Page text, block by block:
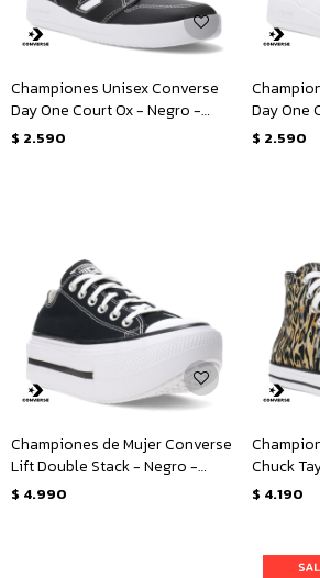
Championes Unisex Converse
Day One Court Ox - Negro -
Blanco
$ 2.590
Day One
$ 2.590
Championes de Mujer Converse
Lift Double Stack - Negro -
Blanco
$ 4.990
Chuck
Animal
$ 4.190